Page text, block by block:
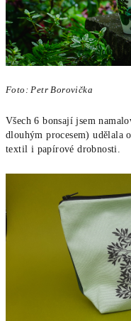
Foto: Petr Borovička
Všech 6 bonsají jsem
dlouhým procesem) udělala
textil i papírové drobnosti.